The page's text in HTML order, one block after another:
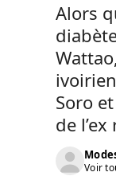
Alors
Soro
de
Voir